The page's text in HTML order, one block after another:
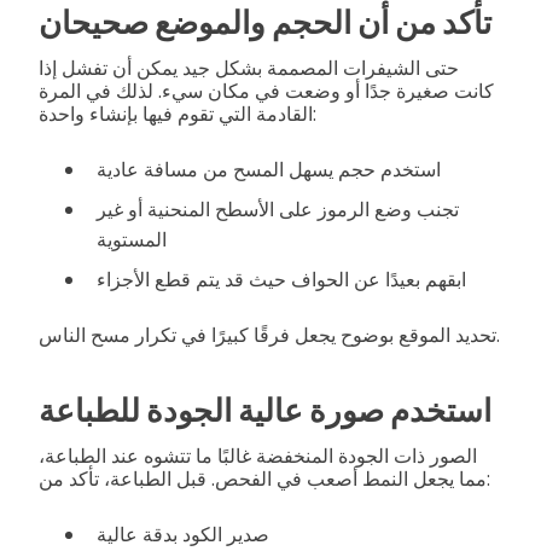
تأكد من أن الحجم والموضع صحيحان
حتى الشيفرات المصممة بشكل جيد يمكن أن تفشل إذا
كانت صغيرة جدًا أو وضعت في مكان سيء. لذلك في المرة
القادمة التي تقوم فيها بإنشاء واحدة:
استخدم حجم يسهل المسح من مسافة عادية
تجنب وضع الرموز على الأسطح المنحنية أو غير
المستوية
ابقهم بعيدًا عن الحواف حيث قد يتم قطع الأجزاء
تحديد الموقع بوضوح يجعل فرقًا كبيرًا في تكرار مسح الناس.
استخدم صورة عالية الجودة للطباعة
الصور ذات الجودة المنخفضة غالبًا ما تتشوه عند الطباعة،
مما يجعل النمط أصعب في الفحص. قبل الطباعة، تأكد من:
صدير الكود بدقة عالية